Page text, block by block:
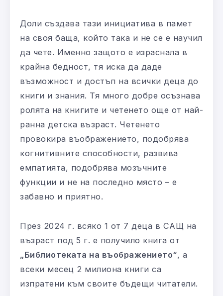
Доли създава тази инициатива в памет
на своя баща, който така и не се е научил
да чете. Именно защото е израснала в
крайна бедност, тя иска да даде
възможност и достъп на всички деца до
книги и знания. Тя много добре осъзнава
ролята на книгите и четенето още от най-
ранна детска възраст. Четенето
провокира въображението, подобрява
когнитивните способности, развива
емпатията, подобрява мозъчните
функции и не на последно място – е
забавно и приятно.
През 2024 г. всяко 1 от 7 деца в САЩ на
възраст под 5 г. е получило книга от
„Библиотеката на въображението“, а
всеки месец 2 милиона книги са
изпратени към своите бъдещи читатели.